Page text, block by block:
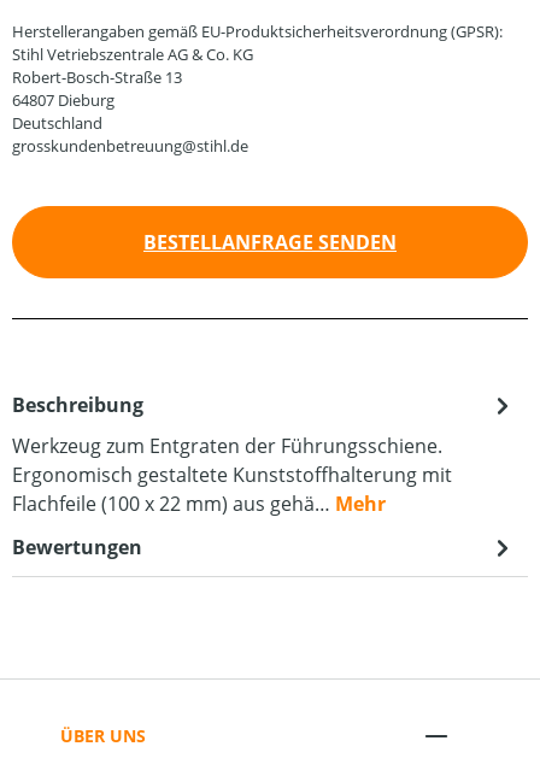
Herstellerangaben gemäß EU-Produktsicherheitsverordnung (GPSR):
Stihl Vetriebszentrale AG & Co. KG
Robert-Bosch-Straße 13
64807 Dieburg
Deutschland
grosskundenbetreuung@stihl.de
BESTELLANFRAGE SENDEN
Beschreibung
Werkzeug zum Entgraten der Führungsschiene.
Ergonomisch gestaltete Kunststoffhalterung mit
Flachfeile (100 x 22 mm) aus gehä… Mehr
Bewertungen
ÜBER UNS